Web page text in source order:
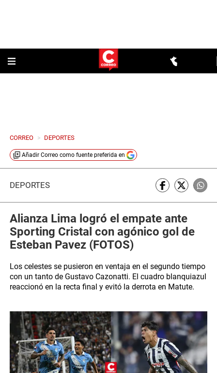
CORREO > DEPORTES
Añadir Correo como fuente preferida en
DEPORTES
Alianza Lima logró el empate ante
Sporting Cristal con agónico gol de
Esteban Pavez (FOTOS)
Los celestes se pusieron en ventaja en el segundo tiempo
con un tanto de Gustavo Cazonatti. El cuadro blanquiazul
reaccionó en la recta final y evitó la derrota en Matute.